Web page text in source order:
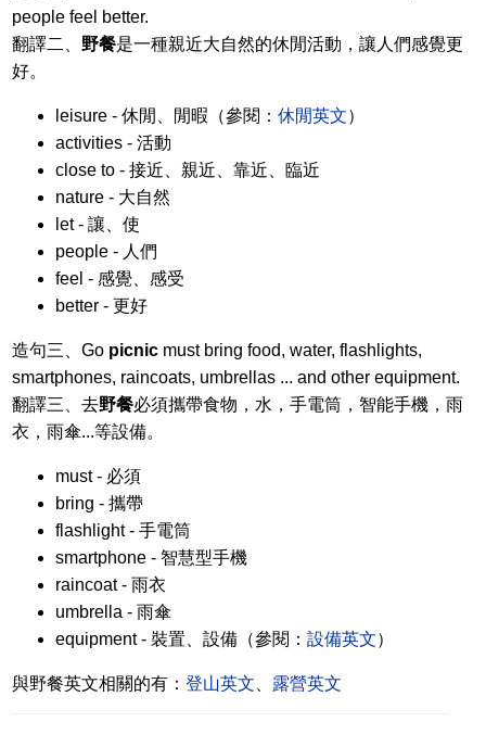
people feel better.
翻譯二、 野餐是一種親近大自然的休閒活動，讓人們感覺更
好。
leisure - 休閒、閒暇（參閱： 休閒英文）
activities - 活動
close to - 接近、親近、靠近、臨近
nature - 大自然
let - 讓、使
people - 人們
feel - 感覺、感受
better - 更好
造句三、Go picnic must bring food, water, flashlights,
smartphones, raincoats, umbrellas ... and other equipment.
翻譯三、去野餐必須攜帶食物，水，手電筒，智能手機，雨
衣，雨傘...等設備。
must - 必須
bring - 攜帶
flashlight - 手電筒
smartphone - 智慧型手機
raincoat - 雨衣
umbrella - 雨傘
equipment - 裝置、設備（參閱： 設備英文）
與野餐英文相關的有： 登山英文 露營英文